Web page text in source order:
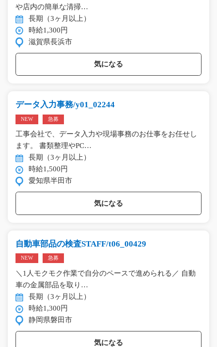
や店内の簡単な清掃…
長期（3ヶ月以上）
時給1,300円
滋賀県長浜市
気になる
データ入力事務/y01_02244
NEW 急募
工事会社で、データ入力や現場事務のお仕事をお任せし
ます。 書類整理やPC…
長期（3ヶ月以上）
時給1,500円
愛知県半田市
気になる
自動車部品の検査STAFF/t06_00429
NEW 急募
＼1人モクモク作業で自分のペースで進められる／ 自動
車の金属部品を取り…
長期（3ヶ月以上）
時給1,300円
静岡県磐田市
気になる